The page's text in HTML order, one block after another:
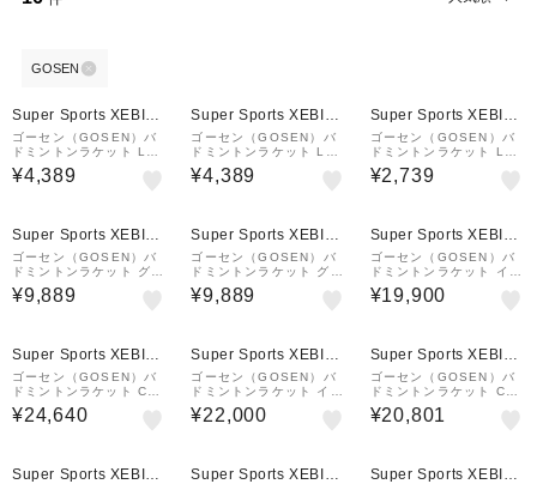
GOSEN
Super Sports XEBIO
&mall店
ゴーセン（GOSEN）バ
ドミントンラケット LE
GENDARY X AC ブラッ
ク MBLXACBB5
¥4,389
Super Sports XEBIO
&mall店
ゴーセン（GOSEN）バ
ドミントンラケット LE
GENDARY X AC ホワイ
ト MBLXACWP5
¥4,389
Super Sports XEBIO
&mall店
ゴーセン（GOSEN）バ
ドミントンラケット LE
GENDARY XS 2本セッ
ト MBLXSSBG
¥2,739
Super Sports XEBIO
&mall店
ゴーセン（GOSEN）バ
ドミントンラケット グラ
ビタス1.8A 張り上げ B
GV18ABL6Z
¥9,889
Super Sports XEBIO
&mall店
ゴーセン（GOSEN）バ
ドミントンラケット グラ
ビタス1.8A 張り上げ B
GV18ARE6Z
¥9,889
Super Sports XEBIO
&mall店
ゴーセン（GOSEN）バ
ドミントンラケット イン
フェルノ スマート BRIF
SMMB6
¥19,900
Super Sports XEBIO
&mall店
ゴーセン（GOSEN）バ
ドミントンラケット CO
CYTUS ICE LAVENDE
R BRCYICLV6
¥24,640
Super Sports XEBIO
&mall店
ゴーセン（GOSEN）バ
ドミントンラケット イン
フェルノ エア +コア BR
IFARCAB6
¥22,000
Super Sports XEBIO
&mall店
ゴーセン（GOSEN）バ
ドミントンラケット CO
CYTUS SLASH BRCY
SLBL6
¥20,801
Super Sports XEBIO
Super Sports XEBIO
Super Sports XEBIO